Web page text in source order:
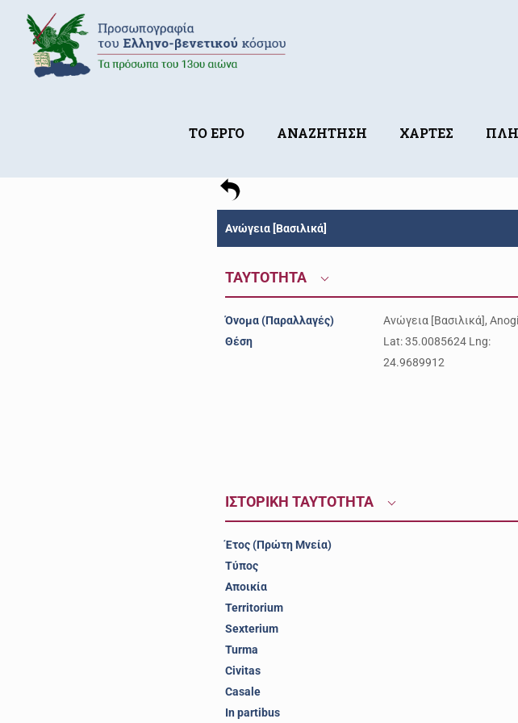
ΤΟ ΕΡΓΟ ΑΝΑΖΗΤΗΣΗ ΧΑΡΤΕΣ
Ανώγεια [Βασιλικά]
ΤΑΥΤΟΤΗΤΑ
Όνομα (Παραλλαγές)
Ανώγεια [Βασιλικά],
Θέση
Lat: 35.0085624 Lng:
24.9689912
ΙΣΤΟΡΙΚΗ ΤΑΥΤΟΤΗΤΑ
Έτος (Πρώτη Μνεία)
Τύπος
Αποικία
Territorium
Sexterium
Turma
Civitas
Casale
In partibus